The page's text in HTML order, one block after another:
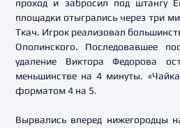
проход и забросил под штангу
площадки отыгрались через три
Ткач. Игрок реализовал
Ополинского. Последовавшее
удаление Виктора Федорова
меньшинстве на 4 минуты.
форматом 4 на 5.
Вырвались вперед нижегородцы